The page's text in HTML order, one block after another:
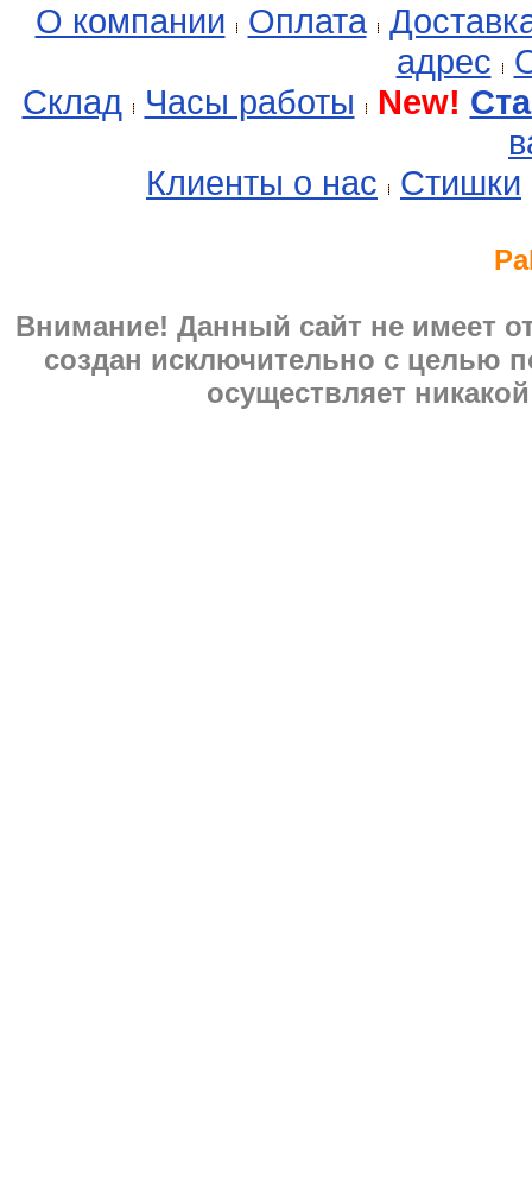
О компании Оплата
адрес
Склад
Часы работы New!
Клиенты о нас
Стишки
Внимание! Данный сайт не имеет
создан исключительно с целью
осуществляет